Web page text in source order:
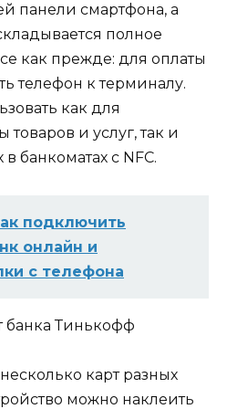
панели смартфона, а
полное
как прежде: для оплаты
телефон к терминалу.
как для
товаров и услуг, так и
банкоматах с NFC.
подключить
онлайн и
с телефона
банка Тинькофф
карт разных
можно наклеить